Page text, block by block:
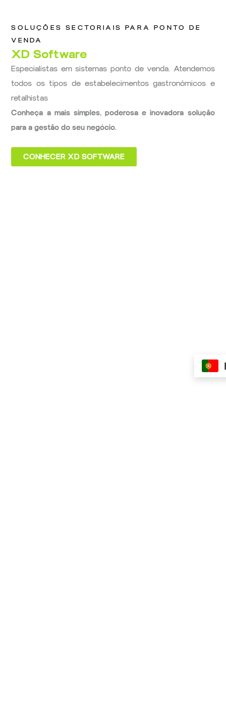
SOLUÇÕES SECTORIAIS PARA PONTO DE
VENDA
XD Software
Especialistas em sistemas ponto de venda. Atendemos
todos os tipos de estabelecimentos gastronómicos e
retalhistas
Conheça a mais simples, poderosa e inovadora solução
para a gestão do seu negócio.
CONHECER XD SOFTWARE